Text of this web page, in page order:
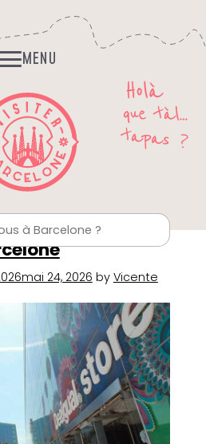
MENU
et Légendes
mystères…
mai 24, 2026 by Vicente